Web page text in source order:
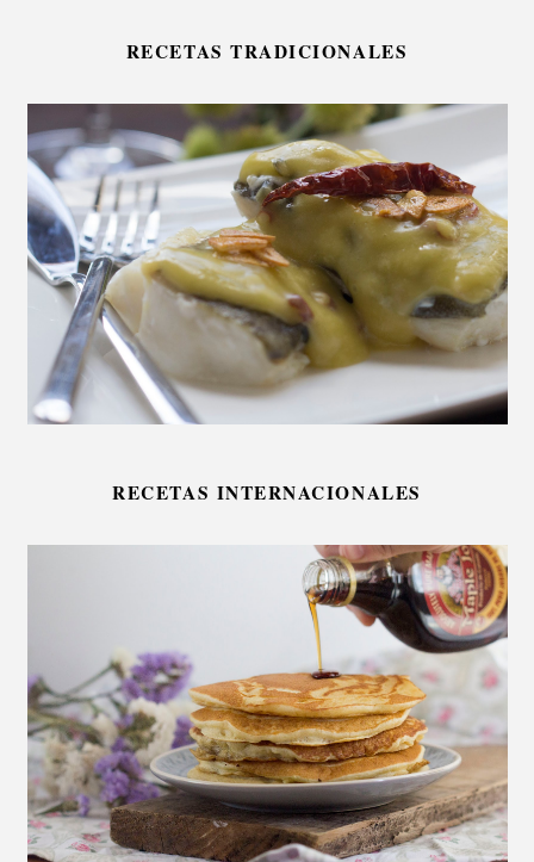
RECETAS TRADICIONALES
RECETAS INTERNACIONALES